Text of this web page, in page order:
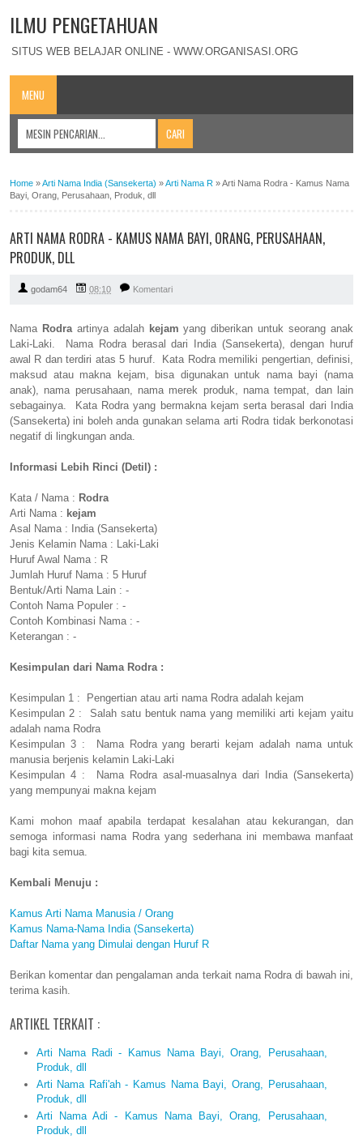
ILMU PENGETAHUAN
SITUS WEB BELAJAR ONLINE - WWW.ORGANISASI.ORG
MENU
Home »Arti Nama India (Sansekerta) »Arti Nama R »Arti Nama Rodra - Kamus Nama
Bayi, Orang, Perusahaan, Produk, dll
ARTI NAMA RODRA - KAMUS NAMA BAYI, ORANG, PERUSAHAAN,
PRODUK, DLL
godam64 08:10 Komentari
Nama Rodraartinya adalah kejam yang diberikan untuk seorang anak
Laki-Laki. Nama Rodra berasal dari India (Sansekerta), dengan huruf
awal R dan terdiri atas 5 huruf. Kata Rodra memiliki pengertian, definisi,
maksud atau makna kejam, bisa digunakan untuk nama bayi (nama
anak), nama perusahaan, nama merek produk, nama tempat, dan lain
sebagainya. Kata Rodra yang bermakna kejam serta berasal dari India
(Sansekerta) ini boleh anda gunakan selama arti Rodra tidak berkonotasi
negatif di lingkungan anda.
Informasi Lebih Rinci (Detil) :
Kata / Nama : Rodra
Arti Nama : kejam
Asal Nama : India (Sansekerta)
Jenis Kelamin Nama : Laki-Laki
Huruf Awal Nama : R
Jumlah Huruf Nama : 5 Huruf
Bentuk/Arti Nama Lain : -
Contoh Nama Populer : -
Contoh Kombinasi Nama : -
Keterangan : -
Kesimpulan dari Nama Rodra :
Kesimpulan 1 : Pengertian atau arti nama Rodra adalah kejam
Kesimpulan 2 : Salah satu bentuk nama yang memiliki arti kejam yaitu
adalah nama Rodra
Kesimpulan 3 : Nama Rodra yang berarti kejam adalah nama untuk
manusia berjenis kelamin Laki-Laki
Kesimpulan 4 : Nama Rodra asal-muasalnya dari India (Sansekerta)
yang mempunyai makna kejam
Kami mohon maaf apabila terdapat kesalahan atau kekurangan, dan
semoga informasi nama Rodra yang sederhana ini membawa manfaat
bagi kita semua.
Kembali Menuju :
Kamus Arti Nama Manusia / Orang
Kamus Nama-Nama India (Sansekerta)
Daftar Nama yang Dimulai dengan Huruf R
Berikan komentar dan pengalaman anda terkait nama Rodra di bawah ini,
terima kasih.
ARTIKEL TERKAIT :
Arti Nama Radi - Kamus Nama Bayi, Orang, Perusahaan,
Produk, dll
Arti Nama Rafi'ah - Kamus Nama Bayi, Orang, Perusahaan,
Produk, dll
Arti Nama Adi - Kamus Nama Bayi, Orang, Perusahaan,
Produk, dll